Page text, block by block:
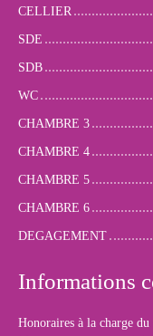
CELLIER
SDE
SDB
WC
CHAMBRE 3
CHAMBRE 4
CHAMBRE 5
CHAMBRE 6
DEGAGEMENT
Informations
Honoraires à la charge